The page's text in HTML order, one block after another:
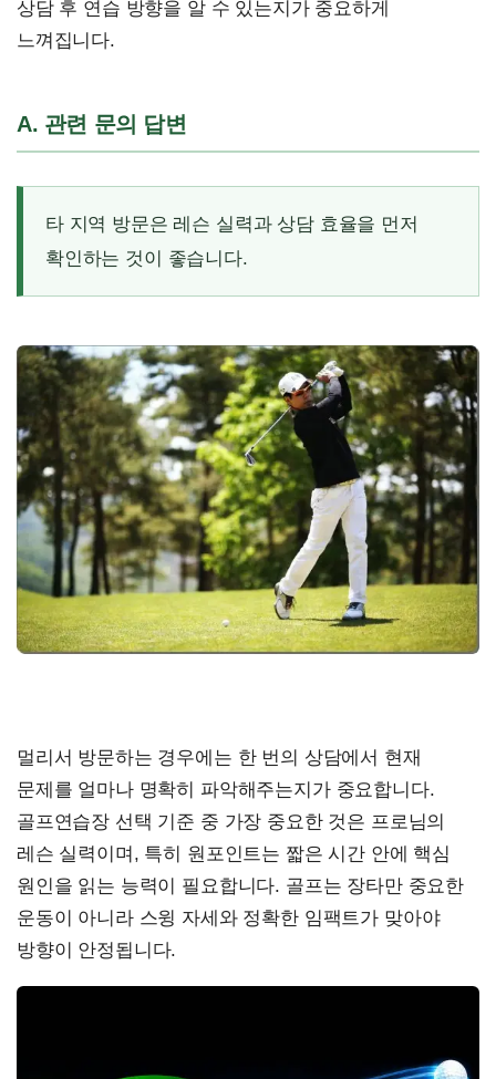
상담 후 연습 방향을 알 수 있는지가 중요하게
느껴집니다.
A. 관련 문의 답변
타 지역 방문은 레슨 실력과 상담 효율을 먼저
확인하는 것이 좋습니다.
멀리서 방문하는 경우에는 한 번의 상담에서 현재
문제를 얼마나 명확히 파악해주는지가 중요합니다.
골프연습장 선택 기준 중 가장 중요한 것은 프로님의
레슨 실력이며, 특히 원포인트는 짧은 시간 안에 핵심
원인을 읽는 능력이 필요합니다. 골프는 장타만 중요한
운동이 아니라 스윙 자세와 정확한 임팩트가 맞아야
방향이 안정됩니다.